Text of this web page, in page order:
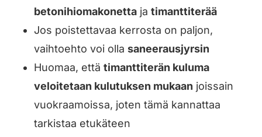
betonihiomakonettaja timanttiterää
Jos poistettavaa kerrosta on paljon,
vaihtoehto voi olla saneerausjyrsin
Huomaa, että timanttiterän kuluma
veloitetaan kulutuksen mukaan joissain
vuokraamoissa, joten tämä kannattaa
tarkistaa etukäteen